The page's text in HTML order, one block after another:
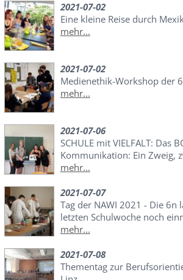
2021-07-02
Eine kleine Reise durch
mehr...
2021-07-02
Medienethik-Workshop der
mehr...
2021-07-06
SCHULE mit VIELFALT: Das
Kommunikation: Ein Zweig,
mehr...
2021-07-07
Tag der NAWI 2021 - Die 6n
letzten Schulwoche noch
mehr...
2021-07-08
Thementag zur